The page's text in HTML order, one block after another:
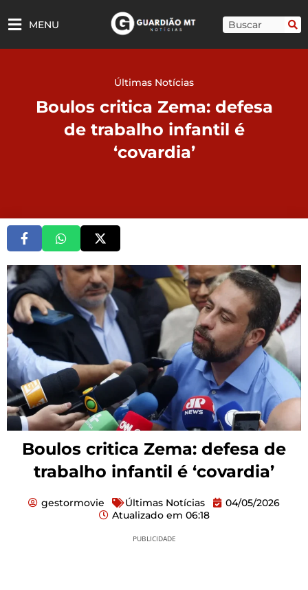
para
MENU Pesquisar
Últimas Notícias
Boulos critica Zema: defesa
de trabalho infantil é
‘covardia’
Boulos critica Zema: defesa de
trabalho infantil é ‘covardia’
gestormovie Últimas Notícias
04/05/2026
Atualizado em 06:18
PUBLICIDADE